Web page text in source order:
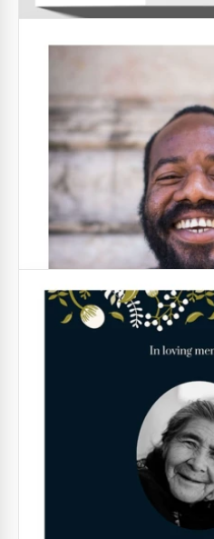
Programa do funeral
Este Modelo de Brochura
usar nos formatos Google
Oferece um layout pronto
de duas páginas.
Google Docs